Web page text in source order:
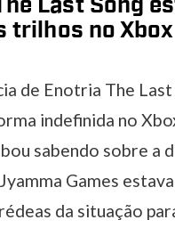
Last Song
trilhos no Xbox
de Enotria The Last
indefinida no
sabendo sobre a
Games
da situação